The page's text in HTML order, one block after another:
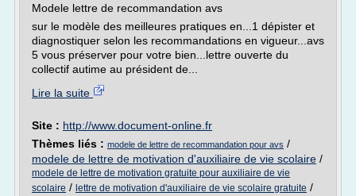
Modele lettre de recommandation avs
sur le modèle des meilleures pratiques en...1 dépister et
diagnostiquer selon les recommandations en vigueur...avs
5 vous préserver pour votre bien...lettre ouverte du
collectif autime au président de...
Lire la suite
Site : http://www.document-online.fr
Thèmes liés : modele de lettre de recommandation pour avs /
modele de lettre de motivation d'auxiliaire de vie scolaire /
modele de lettre de motivation gratuite pour auxiliaire de vie
scolaire / lettre de motivation d'auxiliaire de vie scolaire gratuite /